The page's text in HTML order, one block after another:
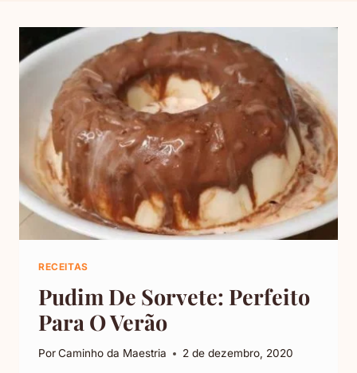
RECEITAS
Pudim De Sorvete: Perfeito
Para O Verão
PorCaminho da Maestria 2 de dezembro, 2020